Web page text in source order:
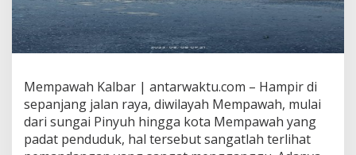
Mempawah Kalbar | antarwaktu.com – Hampir di
sepanjang jalan raya, diwilayah Mempawah, mulai
dari sungai Pinyuh hingga kota Mempawah yang
padat penduduk, hal tersebut sangatlah terlihat